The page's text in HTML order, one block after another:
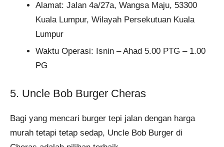
Alamat: Jalan 4a/27a, Wangsa Maju, 53300
Kuala Lumpur, Wilayah Persekutuan Kuala
Lumpur
Waktu Operasi: Isnin – Ahad 5.00 PTG – 1.00
PG
5. Uncle Bob Burger Cheras
Bagi yang mencari burger tepi jalan dengan harga
murah tetapi tetap sedap, Uncle Bob Burger di